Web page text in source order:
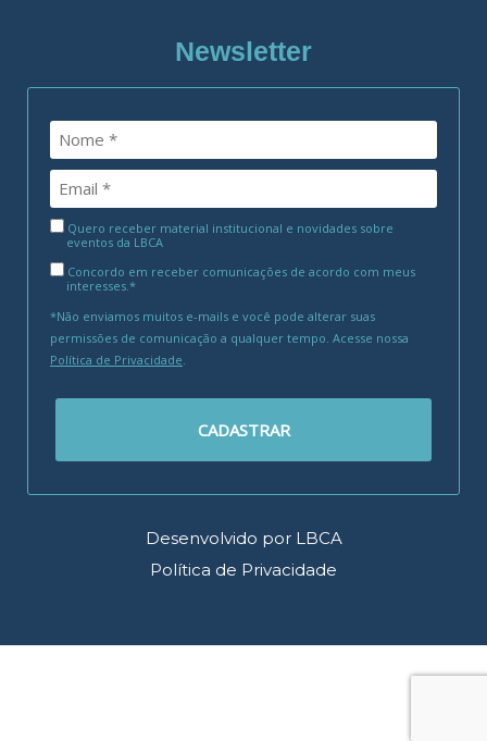
Newsletter
Quero receber material institucional e novidades sobre
eventos da LBCA
Concordo em receber comunicações de acordo com meus
interesses.*
*Não enviamos muitos e-mails e você pode alterar suas
permissões de comunicação a qualquer tempo. Acesse nossa
Política de Privacidade.
CADASTRAR
Desenvolvido por LBCA
Política de Privacidade